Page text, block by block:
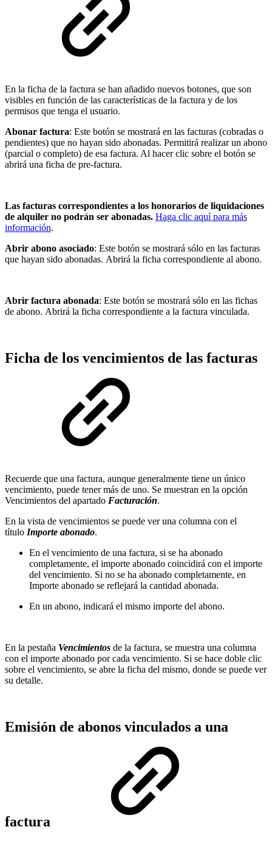
En la ficha de la factura se han añadido nuevos botones, que son
visibles en función de las características de la factura y de los
permisos que tenga el usuario.
Abonar factura: Este botón se mostrará en las facturas (cobradas o
pendientes) que no hayan sido abonadas. Permitirá realizar un abono
(parcial o completo) de esa factura. Al hacer clic sobre el botón se
abrirá una ficha de pre-factura.
Las facturas correspondientes a los honorarios de liquidaciones
de alquiler no podrán ser abonadas. Haga clic aquí para más
información.
Abrir abono asociado: Este botón se mostrará sólo en las facturas
que hayan sido abonadas. Abrirá la ficha correspondiente al abono.
Abrir factura abonada: Este botón se mostrará sólo en las fichas
de abono. Abrirá la ficha correspondiente a la factura vinculada.
Ficha de los vencimientos de las facturas
Recuerde que una factura, aunque generalmente tiene un único
vencimiento, puede tener más de uno. Se muestran en la opción
Vencimientos del apartado Facturación.
En la vista de vencimientos se puede ver una columna con el
título Importe abonado.
En el vencimiento de una factura, si se ha abonado
completamente, el importe abonado coincidirá con el importe
del vencimiento. Si no se ha abonado completamente, en
Importe abonado se reflejará la cantidad abonada.
En un abono, indicará el mismo importe del abono.
En la pestaña Vencimientos de la factura, se muestra una columna
con el importe abonado por cada vencimiento. Si se hace doble clic
sobre el vencimiento, se abre la ficha del mismo, donde se puede ver
su detalle.
Emisión de abonos vinculados a una
factura